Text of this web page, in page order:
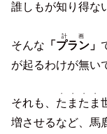
誰しもが知り得な
そんな 「 プラン
計画
」
が起るわけが無い
それも、 たまたま
・・・・
増させるなど、馬